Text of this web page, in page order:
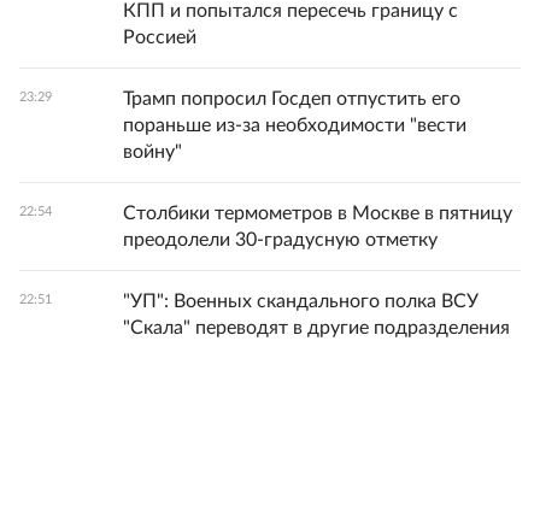
КПП и попытался пересечь границу с
Россией
23:29
Трамп попросил Госдеп отпустить его
пораньше из-за необходимости "вести
войну"
22:54
Столбики термометров в Москве в пятницу
преодолели 30-градусную отметку
22:51
"УП": Военных скандального полка ВСУ
"Скала" переводят в другие подразделения